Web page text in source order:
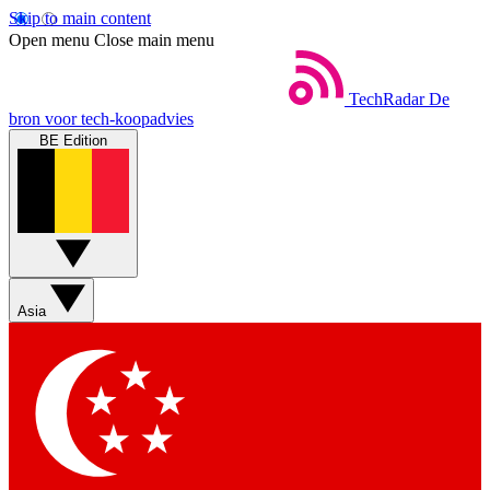
Skip to main content
Open menu Close main menu
TechRadar De
bron voor tech-koopadvies
BE Edition
Asia